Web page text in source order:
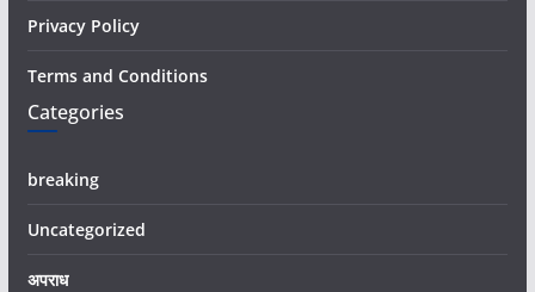
Privacy Policy
Terms and Conditions
Categories
breaking
Uncategorized
अपराध